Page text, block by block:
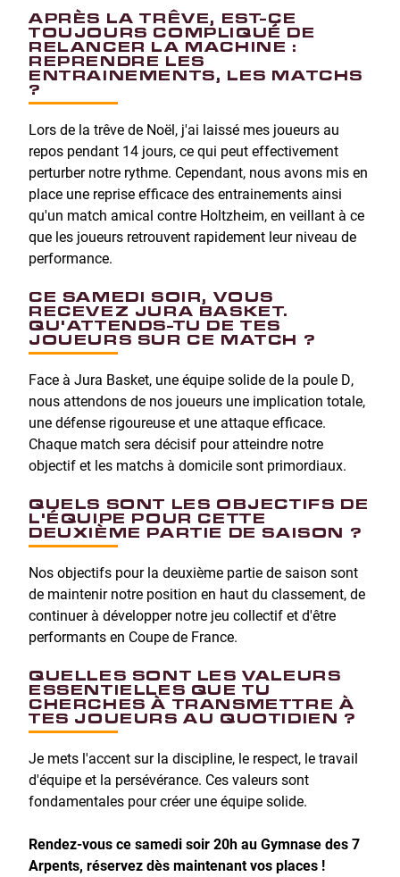
APRÈS LA TRÊVE, EST-CE
TOUJOURS COMPLIQUÉ DE
RELANCER LA MACHINE :
REPRENDRE LES
ENTRAINEMENTS, LES MATCHS
?
Lors de la trêve de Noël, j'ai laissé mes joueurs au
repos pendant 14 jours, ce qui peut effectivement
perturber notre rythme. Cependant, nous avons mis en
place une reprise efficace des entrainements ainsi
qu'un match amical contre Holtzheim, en veillant à ce
que les joueurs retrouvent rapidement leur niveau de
performance.
CE SAMEDI SOIR, VOUS
RECEVEZ JURA BASKET.
QU'ATTENDS-TU DE TES
JOUEURS SUR CE MATCH ?
Face à Jura Basket, une équipe solide de la poule D,
nous attendons de nos joueurs une implication totale,
une défense rigoureuse et une attaque efficace.
Chaque match sera décisif pour atteindre notre
objectif et les matchs à domicile sont primordiaux.
QUELS SONT LES OBJECTIFS DE
L'ÉQUIPE POUR CETTE
DEUXIÈME PARTIE DE SAISON ?
Nos objectifs pour la deuxième partie de saison sont
de maintenir notre position en haut du classement, de
continuer à développer notre jeu collectif et d'être
performants en Coupe de France.
QUELLES SONT LES VALEURS
ESSENTIELLES QUE TU
CHERCHES À TRANSMETTRE À
TES JOUEURS AU QUOTIDIEN ?
Je mets l'accent sur la discipline, le respect, le travail
d'équipe et la persévérance. Ces valeurs sont
fondamentales pour créer une équipe solide.
Rendez-vous ce samedi soir 20h au Gymnase des 7
Arpents, réservez dès maintenant vos places !